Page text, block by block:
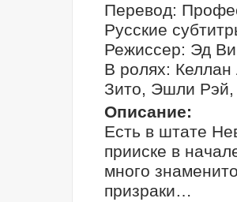
Перевод:
Русские
Режиссер: Эд
В ролях:
Зито, Эшли Рэй,
Описание:
Есть в штате
прииске в
много
призраки…